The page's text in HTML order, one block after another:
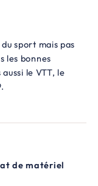
sport mais pas
les bonnes
le VTT, le
de matériel